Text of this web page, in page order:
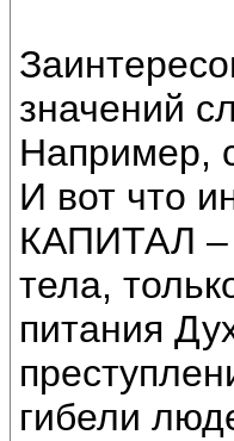
значений
Например,
И вот что
КАПИТАЛ –
тела,
питания
гибели